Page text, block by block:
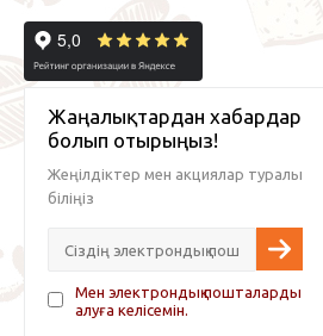
Жаңалықтардан хабардар
болып отырыңыз!
Жеңілдіктер мен акциялар туралы
біліңіз
Мен электрондық пошталарды
алуға келісемін.